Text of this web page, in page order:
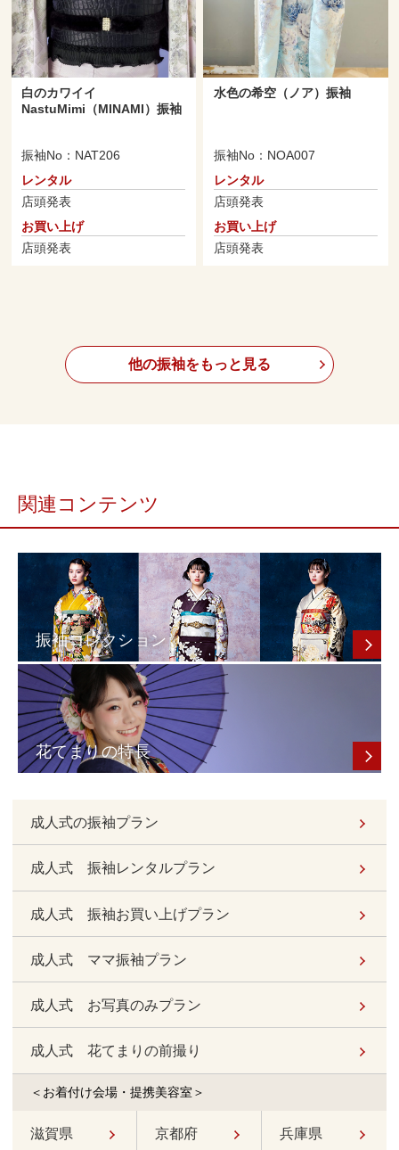
白のカワイイ
NastuMimi（MINAMI）振袖
振袖No：NAT206
レンタル
店頭発表
お買い上げ
店頭発表
水色の希空（ノア）振袖
振袖No：NOA007
レンタル
店頭発表
お買い上げ
店頭発表
他の振袖をもっと見る
関連コンテンツ
振袖コレクション
花てまりの特長
成人式の振袖プラン
成人式 振袖レンタルプラン
成人式 振袖お買い上げプラン
成人式 ママ振袖プラン
成人式 お写真のみプラン
成人式 花てまりの前撮り
＜お着付け会場・提携美容室＞
滋賀県 京都府 兵庫県